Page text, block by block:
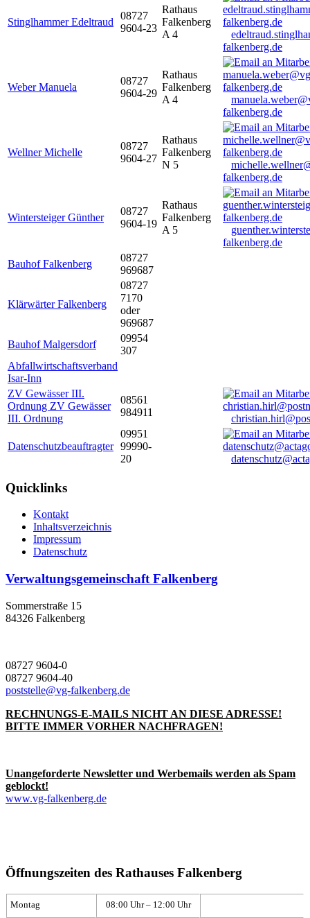
Stinglhammer Edeltraud
08727
9604-23
Rathaus
Falkenberg
A 4
falkenberg.de
Weber Manuela
08727
9604-29
Rathaus
Falkenberg
A 4
falkenberg.de
Wellner Michelle
08727
9604-27
Rathaus
Falkenberg
N 5
falkenberg.de
Wintersteiger Günther
08727
9604-19
Rathaus
Falkenberg
A 5
falkenberg.de
Bauhof Falkenberg
08727
969687
Klärwärter Falkenberg
08727
7170
oder
969687
Bauhof Malgersdorf
09954
307
Abfallwirtschaftsverband
Isar-Inn
ZV Gewässer III.
Ordnung ZV Gewässer
III. Ordnung
08561
984911
Datenschutzbeauftragter
09951
99990-
20
Quicklinks
Kontakt
Inhaltsverzeichnis
Impressum
Datenschutz
Verwaltungsgemeinschaft Falkenberg
Sommerstraße 15
84326 Falkenberg
08727 9604-0
08727 9604-40
poststelle@vg-falkenberg.de
RECHNUNGS-E-MAILS NICHT AN DIESE ADRESSE!
BITTE IMMER VORHER NACHFRAGEN!
Unangeforderte Newsletter und Werbemails werden als Spam
geblockt!
www.vg-falkenberg.de
Öffnungszeiten des Rathauses Falkenberg
Montag 08:00 Uhr – 12:00 Uhr